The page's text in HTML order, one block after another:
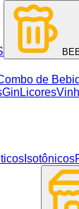
de
Gin Licores
Isotônicos